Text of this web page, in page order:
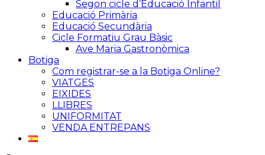
Segon cicle d’Educació Infantil
Educació Primària
Educació Secundària
Cicle Formatiu Grau Bàsic
Ave Maria Gastronòmica
Botiga
Com registrar-se a la Botiga Online?
VIATGES
EIXIDES
LLIBRES
UNIFORMITAT
VENDA ENTREPANS